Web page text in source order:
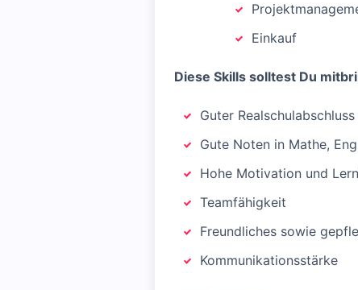
Einkauf
Diese Skills solltest Du
Guter
Gute Noten in Mathe,
Hohe Motivation und
Teamfähigkeit
Freundliches sowie
Kommunikationsstärke